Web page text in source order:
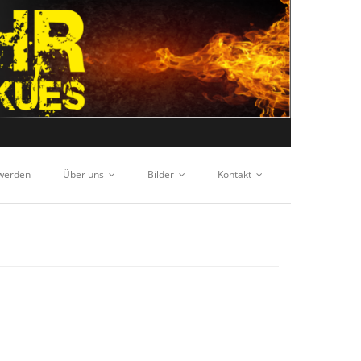
Über uns Bilder Kontakt